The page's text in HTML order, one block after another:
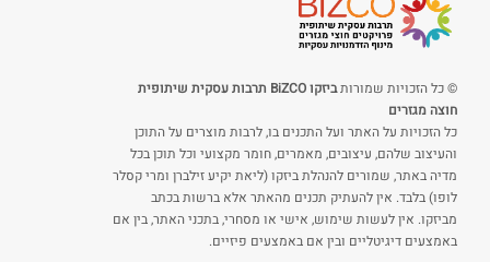
© כל הזכויות שמורות
ביזקו BiZCO תרבות עסקית שיתופית
חוצה מגזרים
כל הזכויות על האתר ועל התכנים בו, לרבות מוצרים על התוכן
והעיצוב שלהם, עיצובים, מאמרים, חומר מקצועי וכל תוכן בכל
מדיה באתר, שמורים להנהלת ביזקו (ליאת יקיע זילברן ומרי קסלר
לופו) בלבד. אין להעתיק תכנים מהאתר אלא ברשות בכתב
מביזקו. אין לעשות שימוש, אישי או מסחרי, בתכני האתר, בין אם
באמצעים דיגיטליים ובין אם באמצעים פיזיים.